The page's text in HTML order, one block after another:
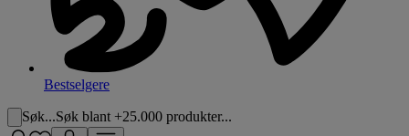
Bestselgere
Søk...Søk blant +25.000 produkter...